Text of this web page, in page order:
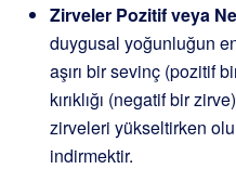
Zirveler Pozitif veya
duygusal yoğunluğun
aşırı bir sevinç (pozitif
kırıklığı (negatif bir
zirveleri yükseltirken
indirmektir.